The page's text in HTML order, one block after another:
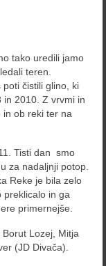
tako uredili jamo
teren.
čistili glino, ki
in 2010. Z vrvmi in
in ob reki ter na
Tisti dan smo
za nadaljnji potop.
Reke je bila zelo
preklicalo in ga
primernejše.
Lozej, Mitja
(JD Divača).